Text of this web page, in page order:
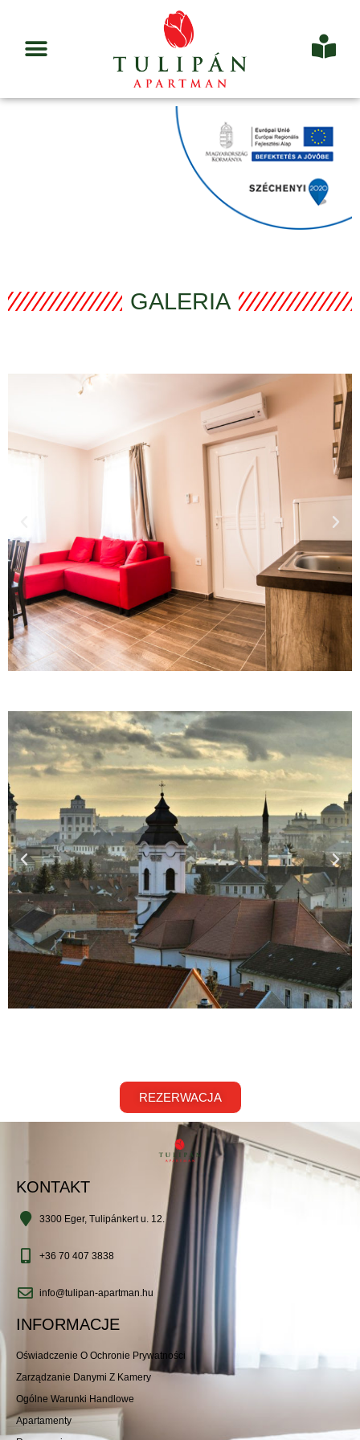
GALERIA
REZERWACJA
KONTAKT
3300 Eger, Tulipánkert u. 12.
+36 70 407 3838
info@tulipan-apartman.hu
INFORMACJE
Oświadczenie O Ochronie Prywatności
Zarządzanie Danymi Z Kamery
Ogólne Warunki Handlowe
Apartamenty